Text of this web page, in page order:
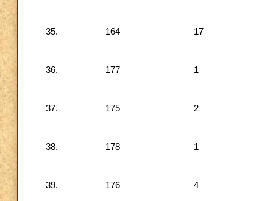
35. 164 17
36. 177 1
37. 175 2
38. 178 1
39. 176 4